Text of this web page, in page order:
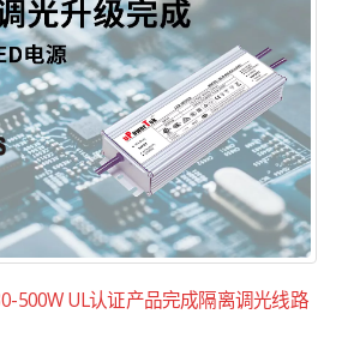
500W UL认证产品完成隔离调光线路